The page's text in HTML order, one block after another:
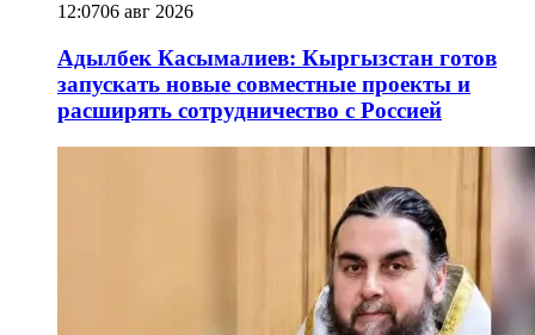
12:0706 авг 2026
Адылбек Касымалиев: Кыргызстан готов
запускать новые совместные проекты и
расширять сотрудничество с Россией